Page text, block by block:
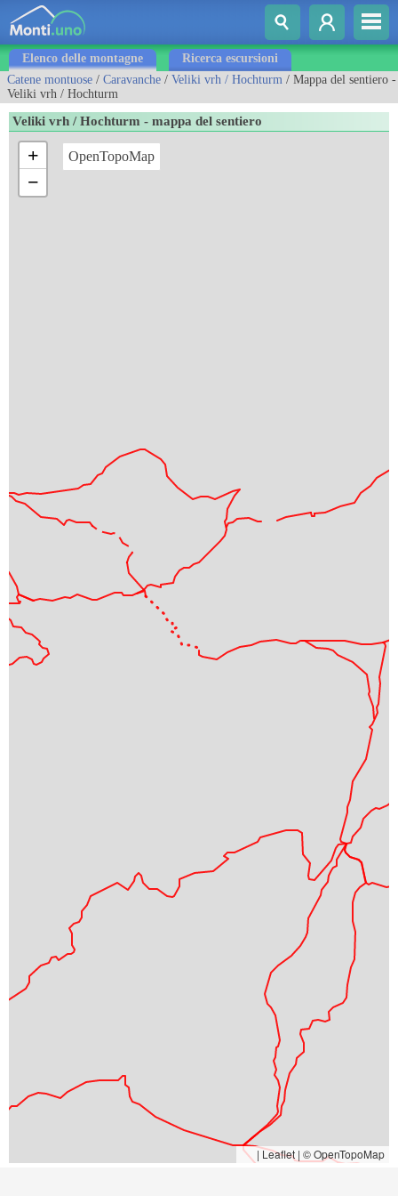
Elenco delle montagne
Ricerca escursioni
Catene montuose / Caravanche / Veliki vrh / Hochturm / Mappa del sentiero -
Veliki vrh / Hochturm
Veliki vrh / Hochturm - mappa del sentiero
+
−
|Leaflet | © OpenTopoMap
OpenTopoMap